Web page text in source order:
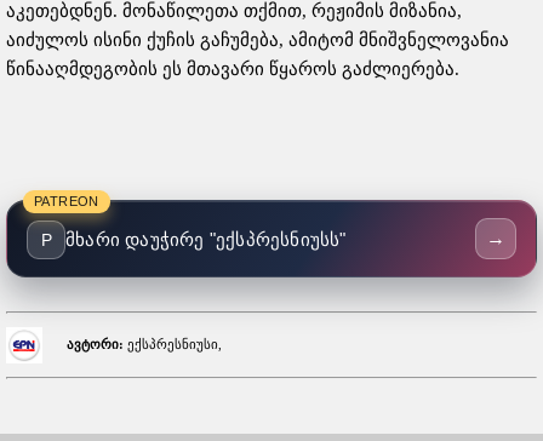
აკეთებდნენ. მონაწილეთა თქმით, რეჟიმის მიზანია,
აიძულოს ისინი ქუჩის გაჩუმება, ამიტომ მნიშვნელოვანია
წინააღმდეგობის ეს მთავარი წყაროს გაძლიერება.
PATREON
P მხარი დაუჭირე "ექსპრესნიუსს" →
ავტორი: ექსპრესნიუსი,